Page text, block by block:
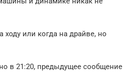
ходу или когда на драйве, но
в 21:20, предыдущее сообщение